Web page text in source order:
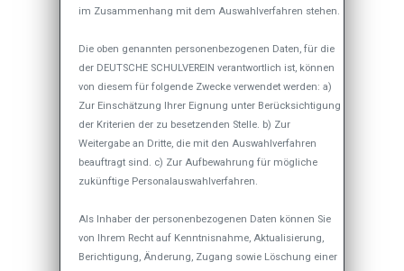
im Zusammenhang mit dem Auswahlverfahren stehen.
Die oben genannten personenbezogenen Daten, für die
der DEUTSCHE SCHULVEREIN verantwortlich ist, können
von diesem für folgende Zwecke verwendet werden: a)
Zur Einschätzung Ihrer Eignung unter Berücksichtigung
der Kriterien der zu besetzenden Stelle. b) Zur
Weitergabe an Dritte, die mit den Auswahlverfahren
beauftragt sind. c) Zur Aufbewahrung für mögliche
zukünftige Personalauswahlverfahren.
Als Inhaber der personenbezogenen Daten können Sie
von Ihrem Recht auf Kenntnisnahme, Aktualisierung,
Berichtigung, Änderung, Zugang sowie Löschung einer